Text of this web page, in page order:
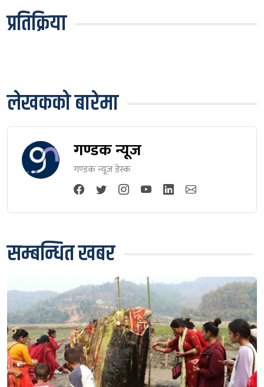
प्रतिक्रिया
लेखकको बारेमा
गण्डक न्यूज
गण्डक न्यूज डेस्क
सम्बन्धित खबर